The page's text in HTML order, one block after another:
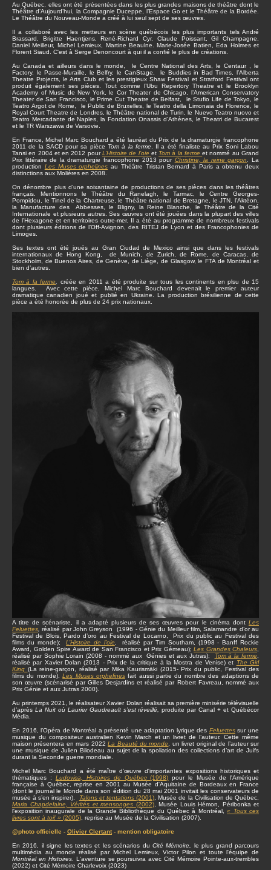
Au Québec, elles ont été présentées dans les plus grandes maisons de théâtre dont le
Théâtre d’Aujourd’hui, la Compagnie Duceppe, l’Espace Go et le Théâtre de la Bordée.
Le Théâtre du Nouveau-Monde a créé à lui seul sept de ses œuvres.
Il a collaboré avec les metteurs en scène québécois les plus importants tels André
Brassard, Brigitte Haentjens, René-Richard Cyr, Claude Poissant, Gil Champagne,
Daniel Meilleur, Michel Lemieux, Martine Beaulne. Marie-Josée Batien, Eda Holmes et
Florent Siaud. C'est à Serge Denoncourt à qui il a confié le plus de créations.
Au Canada et ailleurs dans le monde, le Centre National des Arts, le Centaur , le
Factory, le Passe-Muraille, le Belfry, le CanStage, le Buddies in Bad Times, l’Alberta
Theatre Projects, le Arts Club et les prestigieux Shaw Festival et Stratford Festival ont
produit également ses pièces. Tout comme l’Ubu Repertory Theatre et le Brooklyn
Academy of Music de New York, le Cor Theater de Chicago, l’American Conservatory
Theater de San Francisco, le Prime Cut Theatre de Belfast, le Stufio Life de Tokyo, le
Teatro Argot de Rome, le Public de Bruxelles, le Teatro della Limonaia de Florence, le
Royal Court Theatre de Londres, le Théâtre national de Turin, le Nuevo Teatro nuovo et
Teatro Mercadante de Naples, la Fondation Onassis d’Athènes, le Theatri de Bucarest
et le TR Warszawa de Varsovie.
En France, Michel Marc Bouchard a été lauréat du Prix de la dramaturgie francophone
2011 de la SACD pour sa pièce Tom à la ferme. Il a été finaliste au Prix Soni Labou
Tansi en 2004 et en 2012 pourL’Histoire de l’oie et Tom à la ferme et nommé au Grand
Prix littéraire de la dramaturgie francophone 2013 pour Christine, la reine garçon .La
production Les Muses orphelines au Théâtre Tristan Bernard à Paris a obtenu deux
distinctions aux Molières en 2008.
On dénombre plus d’une soixantaine de productions de ses pièces dans les théâtres
français. Mentionnons le Théâtre du Ranelagh, le Tarmac, le Centre Georges-
Pompidou, le Tinel de la Chartreuse, le Théâtre national de Bretagne, le JTN, l’Aktéon,
la Manufacture des Abbesses, le Bligny, la Reine Blanche, le Théâtre de la Cité
Internationale et plusieurs autres. Ses œuvres ont été jouées dans la plupart des villes
de l’Hexagone et en territoires outre-mer. Il a été au programme de nombreux festivals
dont plusieurs éditions de l’Off-Avignon, des RITEJ de Lyon et des Francophonies de
Limoges.
Ses textes ont été joués au Gran Ciudad de Mexico ainsi que dans les festivals
internationaux de Hong Kong, de Munich, de Zurich, de Rome, de Caracas, de
Stockholm, de Buenos Aires, de Genève, de Liège, de Glasgow, le FTA de Montréal et
bien d’autres.
Tom à la ferme
créée en 2011 a été produite sur tous les continents en plsu de 15
langues. Avec cette pièce, Michel Marc Bouchard devenait le premier auteur
dramatique canadien joué et publié en Ukraine. La production brésilienne de cette
pièce a été honorée de plus de 24 prix nationaux.
A titre de scénariste, il a adapté plusieurs de ses œuvres pour le cinéma dont Les
Feluettes réalisé par John Greyson (1996 - Génie du Meilleur film, Salamandre d’or au
Festival de Blois, Pardo d’oro au Festival de Locarno, Prix du public au Festival des
films du monde);L’Histoire de l’oie , réalisé par Tim Southam, (1998 - Banff Rockie
Award, Golden Spire Award de San Francisco et Prix Gémeau); Les Grandes Chaleurs
réalisé par Sophie Lorain (2008 - nommé aux Génies et aux Jutras);
Tom à la ferme
réalisé par Xavier Dolan (2013 - Prix de la critique à la Mostra de Venise) et The Girl
King (La reine-garçon, réalisé par Mika Kaurismäki (2015- Prix du public, Festival des
films du monde).Les Muses orphelinesfait aussi partie du nombre des adaptions de
son œuvre (scénarisé par Gilles Desjardins et réalisé par Robert Favreau, nommé aux
Prix Génie et aux Jutras 2000).
Au printemps 2021, le réalisateur Xavier Dolan réalisait sa première minisérie télévisuelle
d’après La Nuit où Laurier Gaudreault s’est réveillé,produite par Canal + et Québécor
Média.
En 2016, l’Opéra de Montréal a présenté une adaptation lyrique des Feluettessur une
musique du compositeur australien Kevin March et un livret de l’auteur. Cette même
maison présentera en mars 2022La Beauté du monde
, un livret original de l’auteur sur
une musique de Julien Bilodeau au sujet de la spoliation des collections d’art de Juifs
durant la Seconde guerre mondiale.
Michel Marc Bouchard a été maître d'œuvre d'importantes expositions historiques et
thématiques : Ludovica, Histoires de Québec(1998) pour le Musée de l'Amérique
française à Québec, reprise en 2001 au Musée d'Aquitaine de Bordeaux en France
(dont le journal le Monde dans son édition du 28 mai 2001 invitait les conservateurs de
musée à s’en inspirer).
Talons et tentations(2001) , Musée de la Civilisation de Québec,
Maria Chapdelaine, Vérités et mensonges (2002), Musée Louis Hémon, Péribonka et
l'exposition inaugurale de la Grande Bibliothèque du Québec à Montréal,« Tous ces
livres sont à toi! » (2005) , reprise au Musée de la Civilisation (2007).
@photo officielle - Olivier Clertant- mention obligatoire
En 2016, il signe les textes et les scénarios du Cité Mémoire, le plus grand parcours
multimédia au monde réalisé par Michel Lemieux, Victor Pilon et toute l'équipe de
Montréal en Histoires. L'aventure se poursuivra avec Cité Mémoire Pointe-aux-trembles
(2022) et Cité Mémoire Charlevoix (2023)